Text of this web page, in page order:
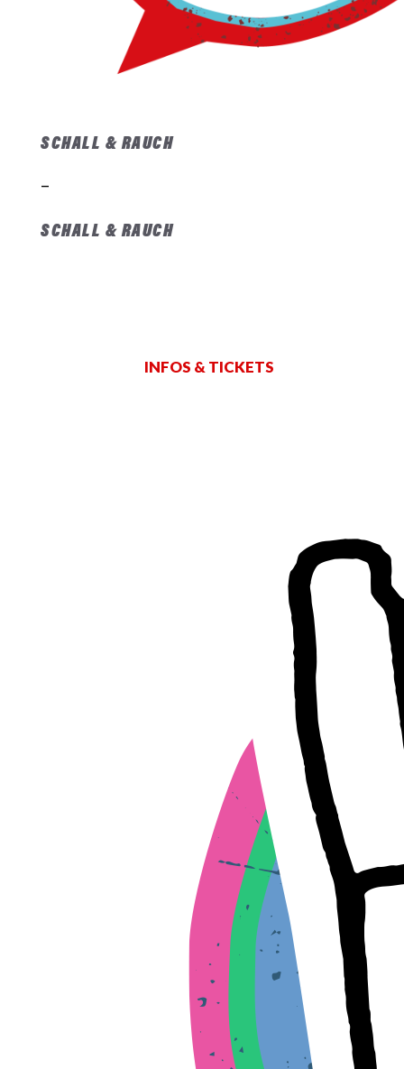
SCHALL & RAUCH
–
SCHALL & RAUCH
INFOS & TICKETS